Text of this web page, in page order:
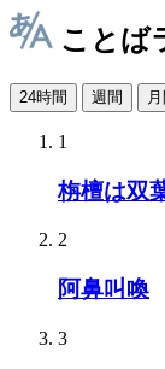
ことば
24時間 週間
1
栴檀は双
2
阿鼻叫喚
3